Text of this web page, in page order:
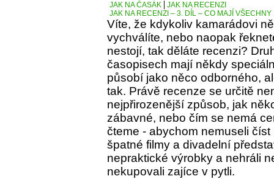
JAK NA ČASÁK
JAK NA RECENZI
JAK NA RECENZI – 3. DÍL – CO MAJÍ
Víte, že kdykoliv kamarádovi
vychválíte, nebo naopak
nestojí, tak děláte recenzi?
časopisech mají někdy
působí jako něco odborného,
tak. Právě recenze se určitě
nejpřirozenější způsob, jak
zábavné, nebo čím se nemá
čteme - abychom nemuseli
špatné filmy a divadelní
nepraktické výrobky a nehráli
nekupovali zajíce v pytli.